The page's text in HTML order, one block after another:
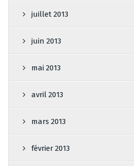
juillet 2013
juin 2013
mai 2013
avril 2013
mars 2013
février 2013